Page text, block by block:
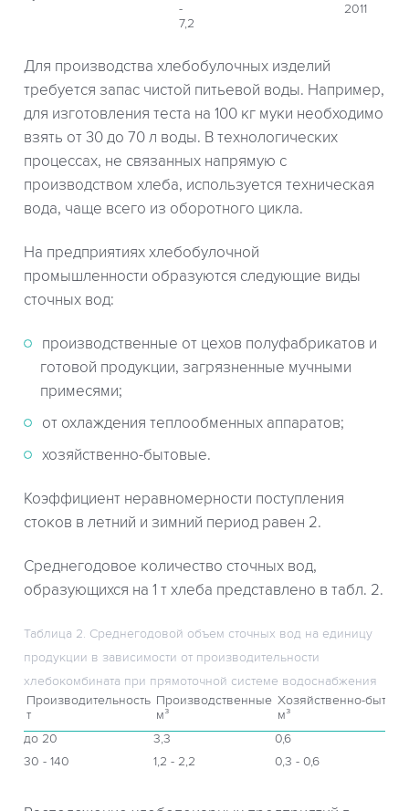
-
7,2
2011
Для производства хлебобулочных изделий
требуется запас чистой питьевой воды. Например,
для изготовления теста на 100 кг муки необходимо
взять от 30 до 70 л воды. В технологических
процессах, не связанных напрямую с
производством хлеба, используется техническая
вода, чаще всего из оборотного цикла.
На предприятиях хлебобулочной
промышленности образуются следующие виды
сточных вод:
производственные от цехов полуфабрикатов и
готовой продукции, загрязненные мучными
примесями;
от охлаждения теплообменных аппаратов;
хозяйственно-бытовые.
Коэффициент неравномерности поступления
стоков в летний и зимний период равен 2.
Среднегодовое количество сточных вод,
образующихся на 1 т хлеба представлено в табл. 2.
Таблица 2. Среднегодовой объем сточных вод на единицу
продукции в зависимости от производительности
хлебокомбината при прямоточной системе водоснабжения
Производительность Производственные Хозяйственно-
т
м³
м³
до 20
3,3
0,6
30 - 140
1,2 - 2,2 0,3 - 0,6